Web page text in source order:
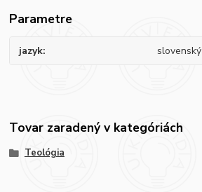
Parametre
jazyk slovenský
Tovar zaradený v kategóriách
Teológia